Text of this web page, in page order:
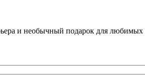
и необычный подарок для